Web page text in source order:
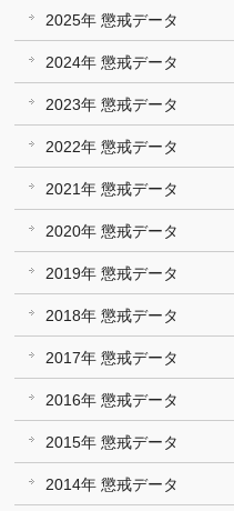
2025年 懲戒データ
2024年 懲戒データ
2023年 懲戒データ
2022年 懲戒データ
2021年 懲戒データ
2020年 懲戒データ
2019年 懲戒データ
2018年 懲戒データ
2017年 懲戒データ
2016年 懲戒データ
2015年 懲戒データ
2014年 懲戒データ